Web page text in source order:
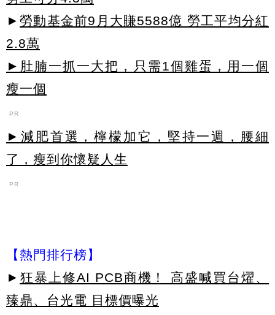
► 勞動基金前9月大賺5588億 勞工平均分紅
2.8萬
►肚腩一抓一大把，只需1個雞蛋，用一個
瘦一個
PR
►減肥首選，檸檬加它，堅持一週，腰細
了，瘦到你懷疑人生
PR
【熱門排行榜】
► 狂暴上修AI PCB商機！ 高盛喊買台燿、
臻鼎、台光電 目標價曝光